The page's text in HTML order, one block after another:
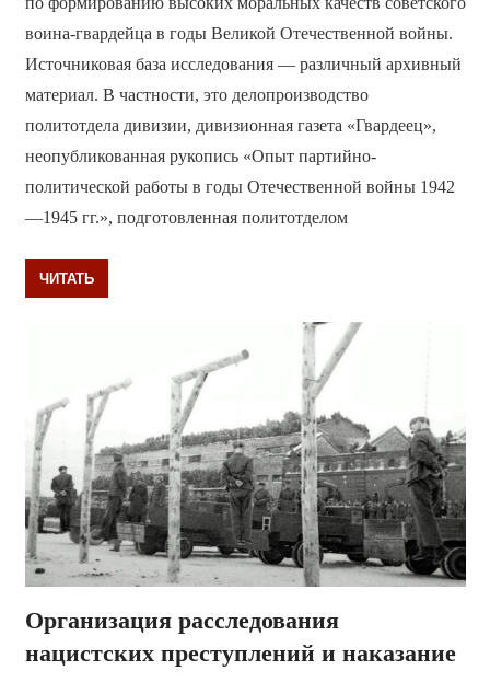
воина-гвардейца в годы Великой Отечественной войны.
Источниковая база исследования — различный архивный
материал. В частности, это делопроизводство
политотдела дивизии, дивизионная газета «Гвардеец»,
неопубликованная рукопись «Опыт партийно-
политической работы в годы Отечественной войны 1942
—1945 гг.», подготовленная политотделом
ЧИТАТЬ
Организация расследования
нацистских преступлений и наказание